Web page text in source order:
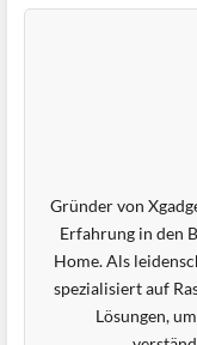
Gründer von
Erfahrung in den
Home. Als
spezialisiert auf
Lösungen,